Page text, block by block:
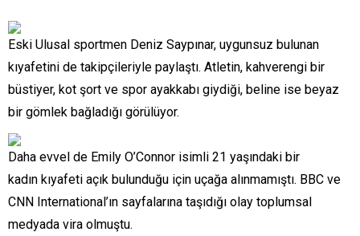
Eski Ulusal sportmen Deniz Saypınar, uygunsuz bulunan
kıyafetini de takipçileriyle paylaştı. Atletin, kahverengi bir
büstiyer, kot şort ve spor ayakkabı giydiği, beline ise beyaz
bir gömlek bağladığı görülüyor.
Daha evvel de Emily O’Connor isimli 21 yaşındaki bir
kadın kıyafeti açık bulunduğu için uçağa alınmamıştı. BBC ve
CNN International’ın sayfalarına taşıdığı olay toplumsal
medyada vira olmuştu.